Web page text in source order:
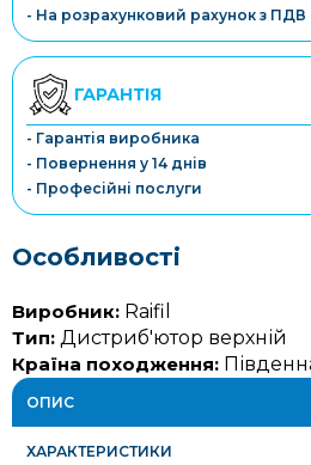
- На розрахунковий рахунок з ПДВ
ГАРАНТІЯ
- Гарантія виробника
- Повернення у 14 днів
- Професійні послуги
Особливості
Виробник: Raifil
Тип: Дистриб'ютор верхній
Країна походження:
ОПИС
ХАРАКТЕРИСТИКИ